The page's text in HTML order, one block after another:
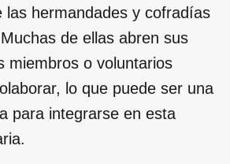
las hermandades y cofradías
de ellas abren sus
miembros o voluntarios
lo que puede ser una
para integrarse en esta